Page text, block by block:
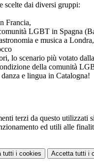
scelte dai diversi gruppi:
Francia,
LGBT in Spagna
e musica a
lo scenario più votato
della comunità
e lingua in Catalogna!
terzi da questo utilizzati
ed utili alle
tutti i cookies Accetta tutti i